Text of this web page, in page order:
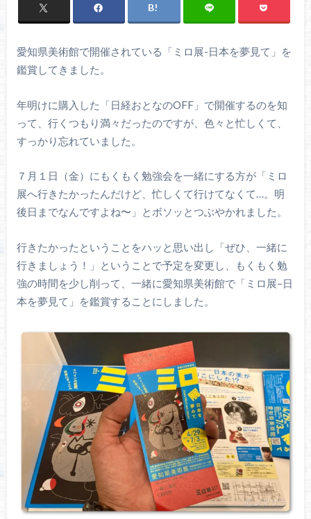
愛知県美術館で開催されている「ミロ展-日本を夢見て」を
鑑賞してきました。
年明けに購入した「日経おとなのOFF」で開催するのを知
って、行くつもり満々だったのですが、色々と忙しくて、
すっかり忘れていました。
７月１日（金）にもくもく勉強会を一緒にする方が「ミロ
展へ行きたかったんだけど、忙しくて行けてなくて…。明
後日までなんですよね〜」とボソッとつぶやかれました。
行きたかったということをハッと思い出し「ぜひ、一緒に
行きましょう！」ということで予定を変更し、もくもく勉
強の時間を少し削って、一緒に愛知県美術館で「ミロ展–日
本を夢見て」を鑑賞することにしました。